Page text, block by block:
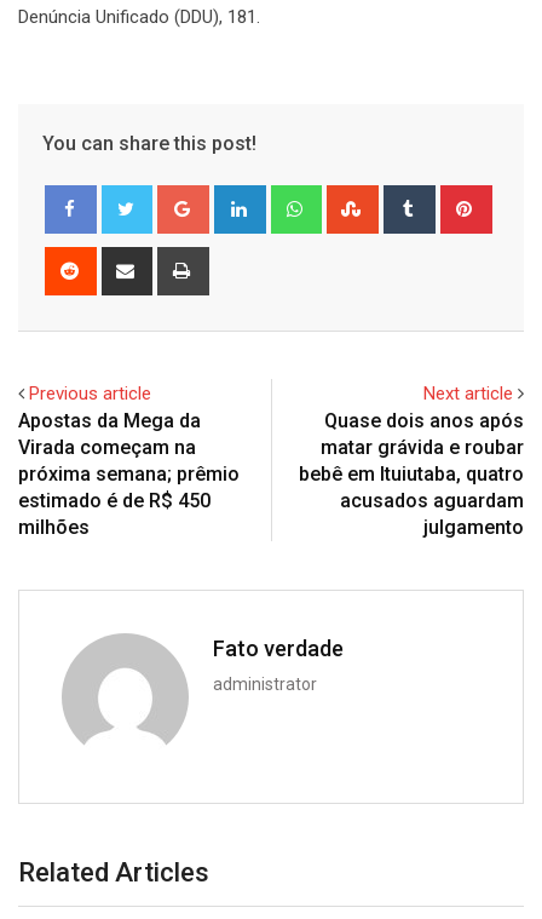
Denúncia Unificado (DDU), 181.
You can share this post!
Google+ LinkedIn WhatsappStumbleUpon
Tumblr
Reddit
Share
Previous article
Apostas da Mega da
Virada começam na
próxima semana; prêmio
estimado é de R$ 450
milhões
Next article
Quase dois anos após
matar grávida e roubar
bebê em Ituiutaba, quatro
acusados aguardam
julgamento
Fato verdade
administrator
Related Articles